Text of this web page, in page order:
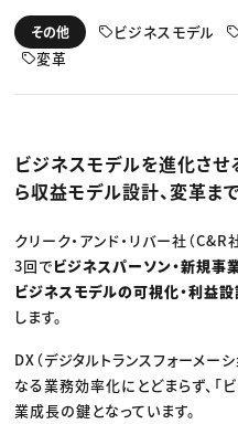
動画配信・映像制作
編集・ライティング
マーケティング
業界解説・キャリア事情
TOP Creator’s コラム ト
Webクリエイター
アプリクリエイター
映像クリエイター
C＆R Magazine
セミナー
ニュース・トレンド
Web
映像
ゲーム・エンタメ
広告
出版
CREATIVE VILLAGEから
プロフェッショ
その他 ビジネスモデル
変革
ビジネスモデルを進化させ
ら収益モデル設計、変革ま
クリーク・アンド・リバー社（
3回でビジネスパーソン・新規事
ビジネスモデルの可視化・利益
します。​
DX（デジタルトランスフォーメー
なる業務効率化にとどまらず、「
業成長の鍵となっています。